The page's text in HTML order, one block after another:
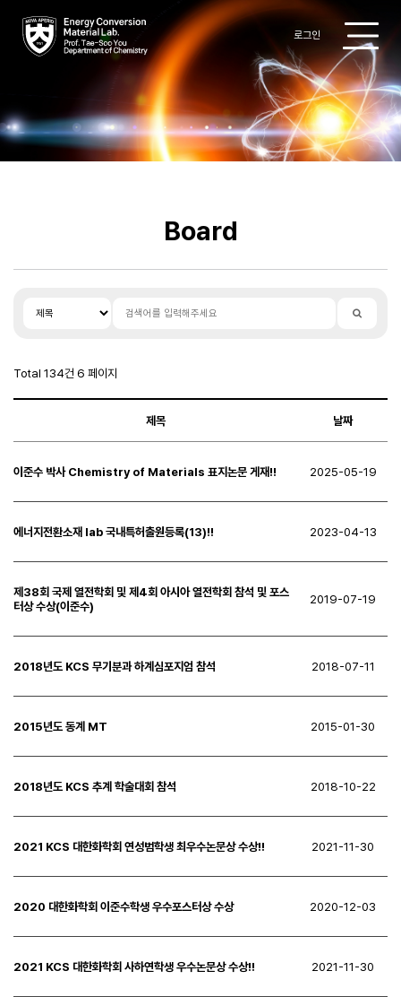
로그인
Research
Board
Total 134건 6 페이지
제목 날짜
이준수 박사 Chemistry of Materials 표지논문 게재!! 2025-05-19
에너지전환소재 lab 국내특허출원등록(13)!! 2023-04-13
제38회 국제 열전학회 및 제4회 아시아 열전학회 참석 및 포스
터상 수상(이준수)
2019-07-19
2018년도 KCS 무기분과 하계심포지엄 참석 2018-07-11
2015년도 동계 MT 2015-01-30
2018년도 KCS 추계 학술대회 참석 2018-10-22
2021 KCS 대한화학회 연성범학생 최우수논문상 수상!! 2021-11-30
2020 대한화학회 이준수학생 우수포스터상 수상 2020-12-03
2021 KCS 대한화학회 사하연학생 우수논문상 수상!! 2021-11-30